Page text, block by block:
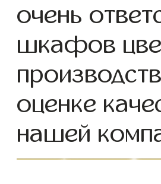
очень
шкафов
оценке
нашей